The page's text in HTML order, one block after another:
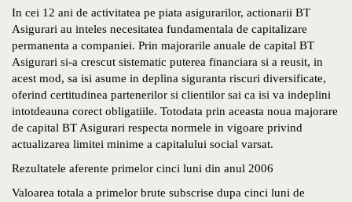
In cei 12 ani de activitatea pe piata asigurarilor, actionarii BT
Asigurari au inteles necesitatea fundamentala de capitalizare
permanenta a companiei. Prin majorarile anuale de capital BT
Asigurari si-a crescut sistematic puterea financiara si a reusit, in
acest mod, sa isi asume in deplina siguranta riscuri diversificate,
oferind certitudinea partenerilor si clientilor sai ca isi va indeplini
intotdeauna corect obligatiile. Totodata prin aceasta noua majorare
de capital BT Asigurari respecta normele in vigoare privind
actualizarea limitei minime a capitalului social varsat.
Rezultatele aferente primelor cinci luni din anul 2006
Valoarea totala a primelor brute subscrise dupa cinci luni de